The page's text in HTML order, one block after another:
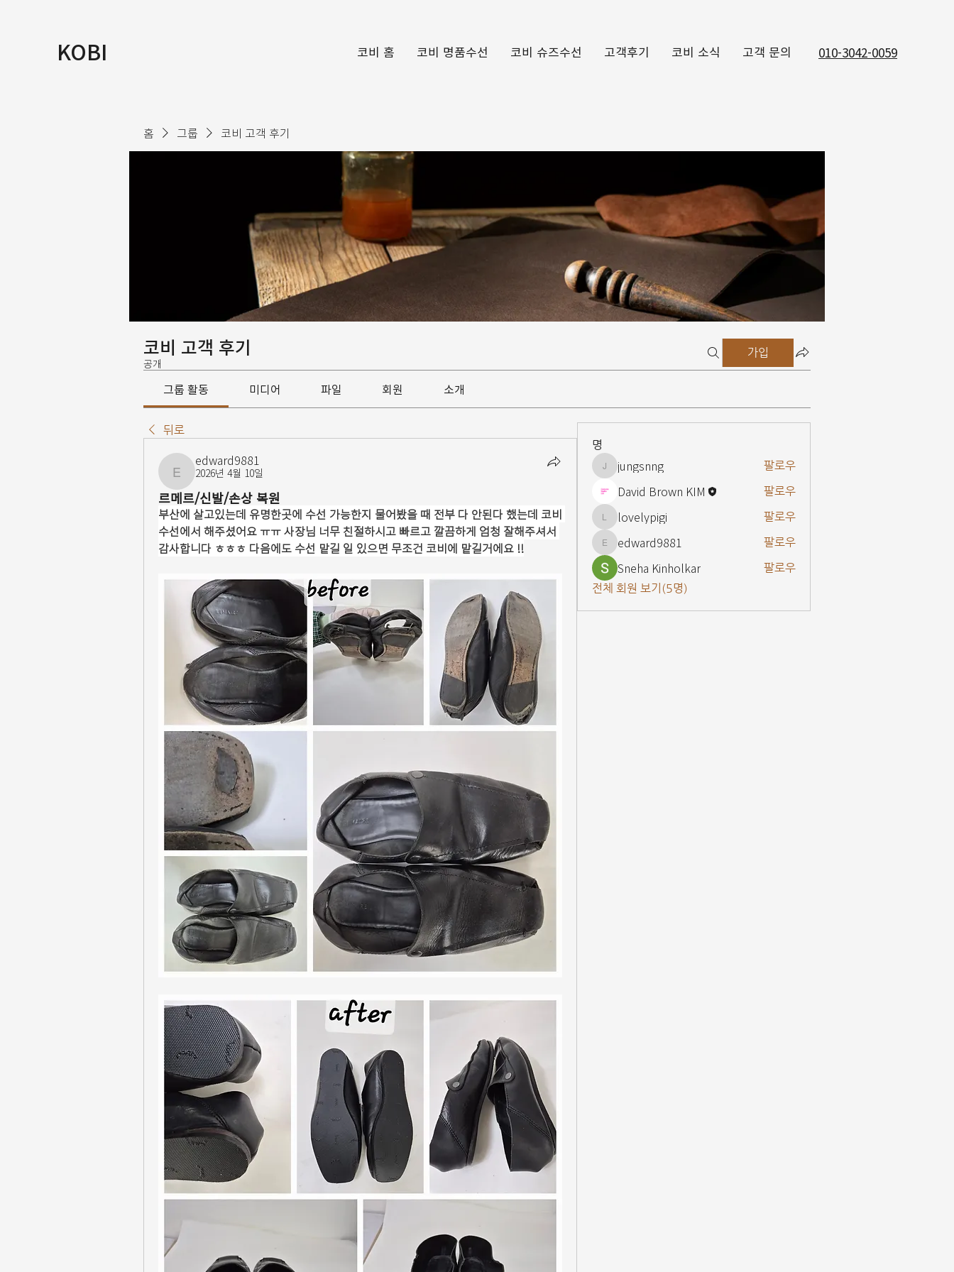
KOBI 코비 홈 코비 명품수선 코비 슈즈수선 고객후기 코비 소식 고객 문의 010-3042-0059
홈 그룹 코비 고객 후기
코비 고객 후기
공개
가입
그룹 활동 미디어 파일 회원 소개
뒤로
edward9881
edward9881
2026년 4월 10일
르메르/신발/손상 복원
부산에 살고있는데 유명한곳에 수선 가능한지 물어봤을 때 전부 다 안된다 했는데 코비
수선에서 해주셨어요 ㅠㅠ 사장님 너무 친절하시고 빠르고 깔끔하게 엄청 잘해주셔서
감사합니다 ㅎㅎㅎ 다음에도 수선 맡길 일 있으면 무조건 코비에 맡길거에요 !!
명
jungsnng
jungsnng 팔로우
David Brown KIM 팔로우
lovelypigi
lovelypigi 팔로우
edward9881
edward9881 팔로우
Sneha Kinholkar
팔로우
전체 회원 보기(5명)